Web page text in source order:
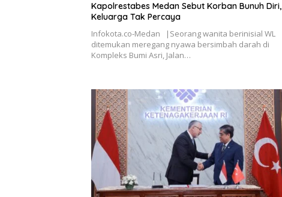
Kapolrestabes Medan Sebut Korban Bunuh Diri,
Keluarga Tak Percaya
Infokota.co-Medan |Seorang wanita berinisial WL
ditemukan meregang nyawa bersimbah darah di
Kompleks Bumi Asri, Jalan…